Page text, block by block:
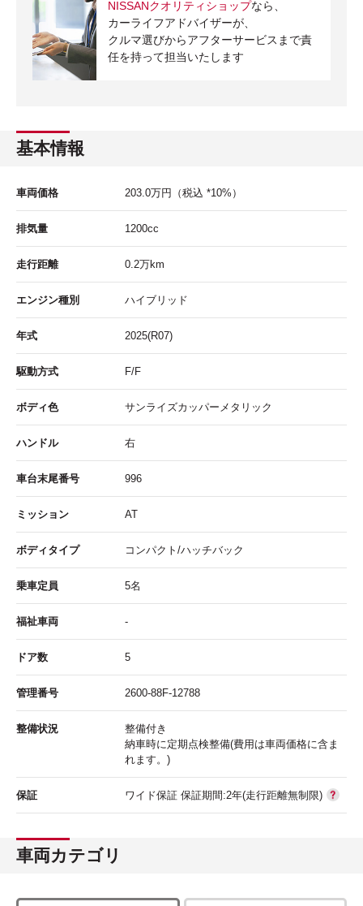
NISSANクオリティショップなら、
カーライフアドバイザーが、
クルマ選びからアフターサービスまで責
任を持って担当いたします
基本情報
車両価格 203.0万円 （税込 *10%）
排気量 1200cc
走行距離 0.2万km
エンジン種別 ハイブリッド
年式 2025(R07)
駆動方式 F/F
ボディ色 サンライズカッパーメタリック
ハンドル 右
車台末尾番号 996
ミッション AT
ボディタイプ コンパクト/ハッチバック
乗車定員 5名
福祉車両 -
ドア数 5
管理番号 2600-88F-12788
整備状況
整備付き
納車時に定期点検整備(費用は車両価格に含ま
れます。)
保証 ワイド保証 保証期間:2年(走行距離無制限)
車両カテゴリ